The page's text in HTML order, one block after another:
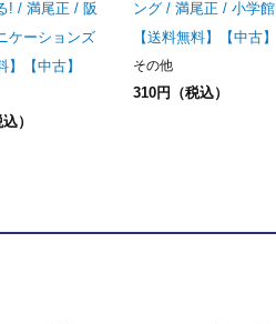
! / 満尾正 / 阪
ケーションズ
】【中古】
）
ング / 満尾正 / 小学館
【送料無料】【中古】
その他
310円（税込）